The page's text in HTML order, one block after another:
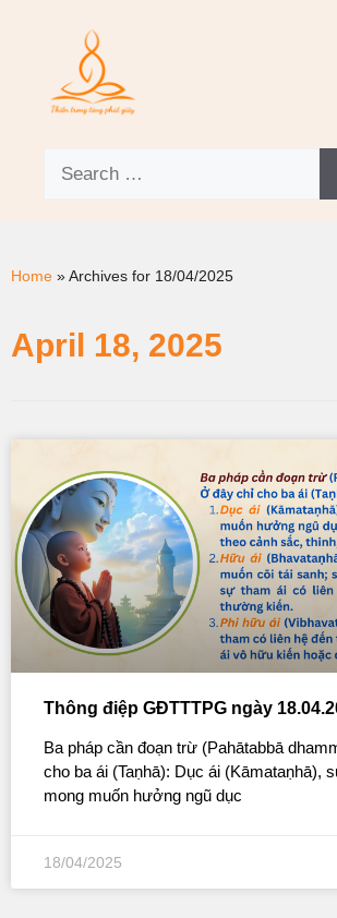
Home »Archives for 18/04/2025
April 18, 2025
Thông điệp GĐTTTPG ngày
Ba pháp cần đoạn trừ (Pahātabbā
cho ba ái (Taṇhā): Dục ái (Kāmataṇhā),
mong muốn hưởng ngũ dục
18/04/2025